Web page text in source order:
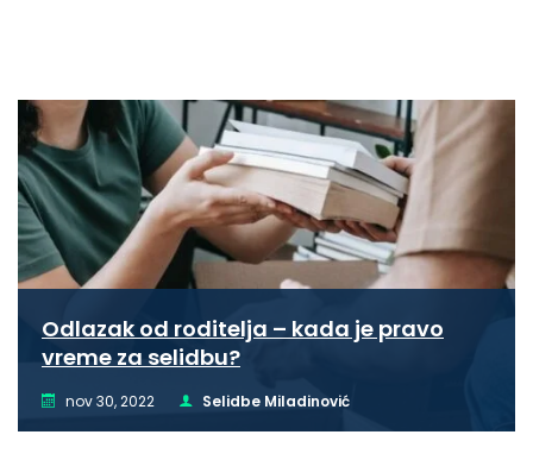
Odlazak od roditelja – kada je pravo
vreme za selidbu?
nov 30, 2022 Selidbe Miladinović